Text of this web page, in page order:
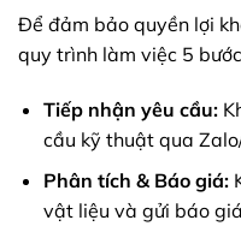
Để đảm bảo quyền lợi
quy trình làm việc 5
Tiếp nhận yêu cầu:
cầu kỹ thuật qua
Phân tích & Báo giá:
vật liệu và gửi báo